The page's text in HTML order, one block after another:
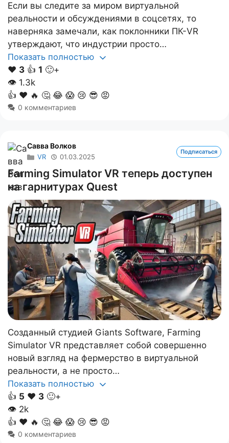
Если вы следите за миром виртуальной
реальности и обсуждениями в соцсетях, то
наверняка замечали, как поклонники ПК-VR
утверждают, что индустрии просто…
Показать полностью
❤️ 3 👍 1 🙂+
👁 1.3k
👍 ❤️ 🔥 🤔 😂 😱 😢 😎 😡
0 комментариев
Савва Волков
VR 01.03.2025
Подписаться
Farming Simulator VR теперь доступен
на гарнитурах Quest
Созданный студией Giants Software, Farming
Simulator VR представляет собой совершенно
новый взгляд на фермерство в виртуальной
реальности, а не просто…
Показать полностью
👍 5 ❤️ 3 🙂+
👁 2k
👍 ❤️ 🔥 🤔 😂 😱 😢 😎 😡
0 комментариев